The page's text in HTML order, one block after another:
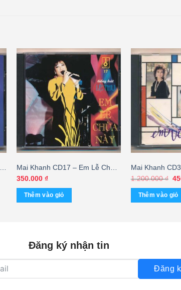
Mai Khanh CD17 – Em Lễ Chùa
Này – Lệ Thu (CDV) KGTUS
350.000 ₫
Thêm vào giỏ
Mai Khanh
Người (Taiwan,
SAU GỐC)
1.200.000₫
là:
Thêm vào giỏ
Đăng ký nhận tin
Đăng